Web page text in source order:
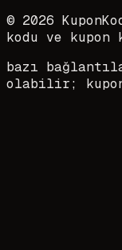
© 2026
kodu ve kupon
bazı
olabilir; kupon